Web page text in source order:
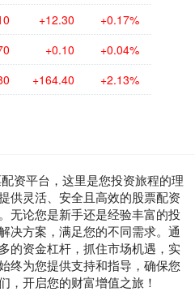
+12.30 +0.17%
+0.10 +0.04%
+164.40 +2.13%
资平台，这里是您投资旅程的理
供灵活、安全且高效的股票配资
无论您是新手还是经验丰富的投
决方案，满足您的不同需求。通
的资金杠杆，抓住市场机遇，实
终为您提供支持和指导，确保您
，开启您的财富增值之旅！